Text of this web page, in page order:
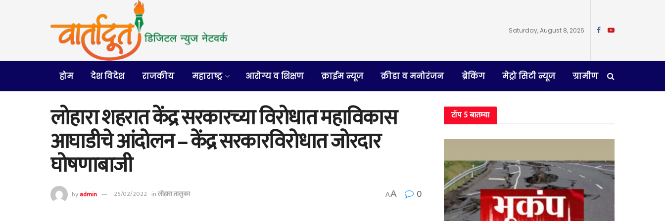
Saturday, August 8, 2026
होम देश विदेश राजकीय महाराष्ट्र आरोग्य व शिक्षण क्राईम न्यूज क्रीडा व मनोरंजन ब्रेकिंग मेट्रो सिटी न्यूज ग्रामीण
लोहारा शहरात केंद्र सरकारच्या विरोधात महाविकास
आघाडीचे आंदोलन – केंद्र सरकारविरोधात जोरदार
घोषणाबाजी
byadmin 25/02/2022 inलोहारा तालुका AA 0
टॉप 5 बातम्या